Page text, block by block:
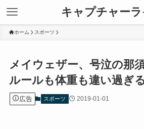
キャプチャーラ
ホーム スポーツ
メイウェザー、号泣の那
ルールも体重も違い過ぎ
広告 スポーツ 2019-01-01